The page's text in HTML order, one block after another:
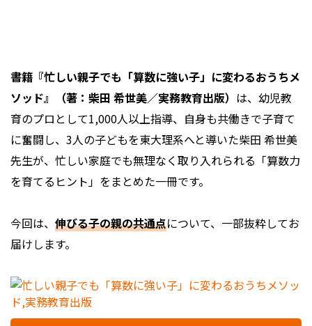
書籍『忙しい親子でも「算数に強い子」に変わるおうちメ
ソッド』（著：柴田 希世美／実務教育出版） は、幼児教
育のプロとして1,000人以上指導、自身も共働きで子育て
に奮闘し、3人の子どもを東大理系へと導いた柴田 希世美
先生が、忙しい家庭でも無理なく取り入れられる「算数力
を育てるヒント」をまとめた一冊です。
今回は、 伸びる子の親の共通点について、一部抜粋してお
届けします。